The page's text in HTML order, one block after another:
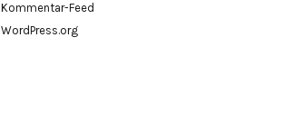
Kommentar-Feed
WordPress.org